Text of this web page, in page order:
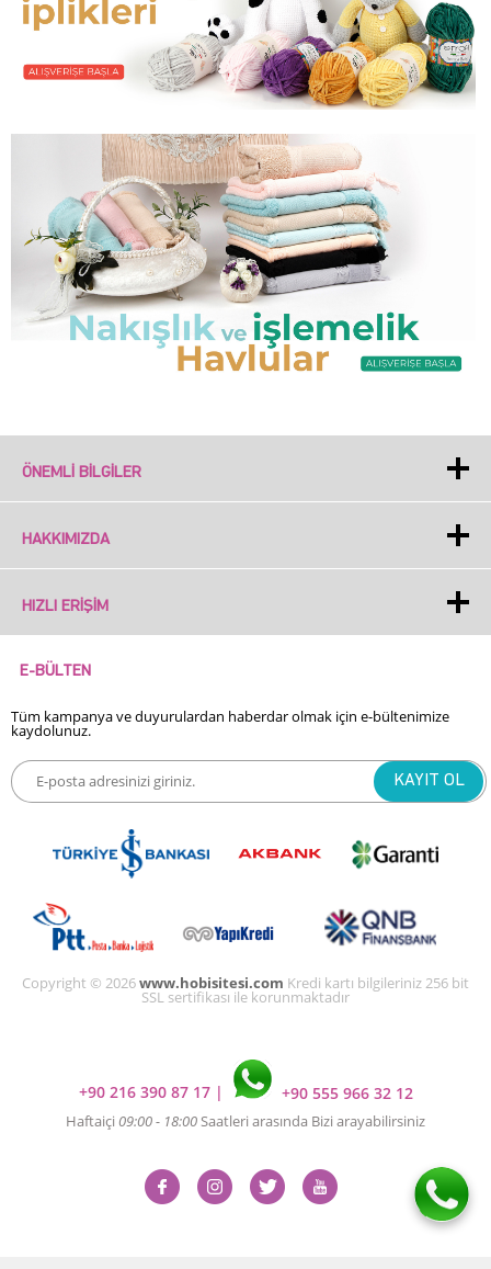
ÖNEMLI BILGILER
HAKKIMIZDA
HIZLI ERIŞIM
E-BÜLTEN
Tüm kampanya ve duyurulardan haberdar olmak için e-bültenimize
kaydolunuz.
Copyright © 2026www.hobisitesi.com Kredi kartı bilgileriniz 256 bit
SSL sertifikası ile korunmaktadır
+90 216 390 87 17 | +90 555 966 32 12
Haftaiçi 09:00 - 18:00Saatleri arasında Bizi arayabilirsiniz